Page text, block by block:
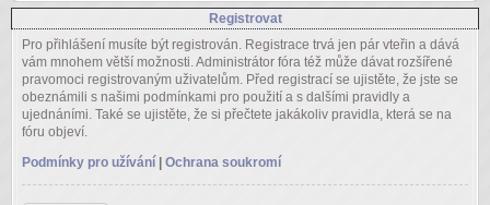
Registrovat
Pro přihlášení musíte být registrován. Registrace trvá jen pár vteřin a dává
vám mnohem větší možnosti. Administrátor fóra též může dávat rozšířené
pravomoci registrovaným uživatelům. Před registrací se ujistěte, že jste se
obeznámili s našimi podmínkami pro použití a s dalšími pravidly a
ujednáními. Také se ujistěte, že si přečtete jakákoliv pravidla, která se na
fóru objeví.
Podmínky pro užívání
Ochrana soukromí